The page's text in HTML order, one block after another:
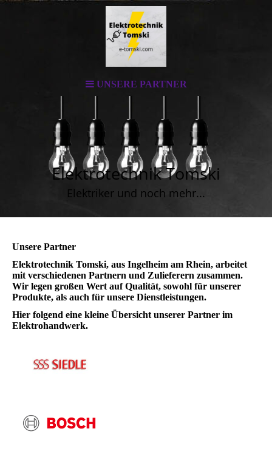
UNSERE PARTNER
Elektrotechnik Tomski
Elektriker und noch mehr...
Unsere Partner
Elektrotechnik Tomski, aus Ingelheim am Rhein, arbeitet
mit verschiedenen Partnern und Zulieferern zusammen.
Wir legen großen Wert auf Qualität, sowohl für unserer
Produkte, als auch für unsere Dienstleistungen.
Hier folgend eine kleine Übersicht unserer Partner im
Elektrohandwerk.